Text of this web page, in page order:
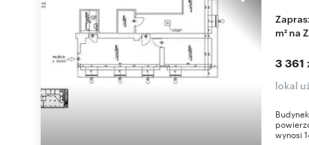
Zapraszam do wynajęcia nowoczesnego biura 75
m² na
3 361
lokal
wynosi